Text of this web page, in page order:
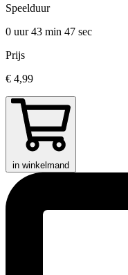
Speelduur
0 uur 43 min 47 sec
Prijs
€ 4,99
in winkelmand